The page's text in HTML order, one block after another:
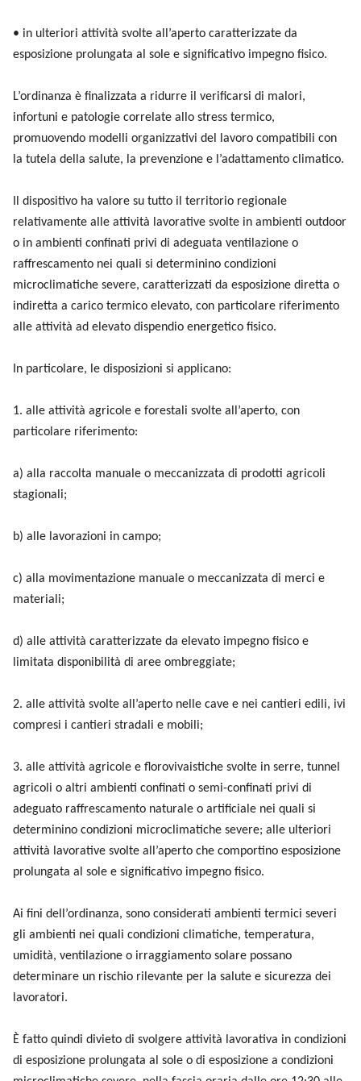
• in ulteriori attività svolte all’aperto caratterizzate da
esposizione prolungata al sole e significativo impegno fisico.
L’ordinanza è finalizzata a ridurre il verificarsi di malori,
infortuni e patologie correlate allo stress termico,
promuovendo modelli organizzativi del lavoro compatibili con
la tutela della salute, la prevenzione e l’adattamento climatico.
Il dispositivo ha valore su tutto il territorio regionale
relativamente alle attività lavorative svolte in ambienti outdoor
o in ambienti confinati privi di adeguata ventilazione o
raffrescamento nei quali si determinino condizioni
microclimatiche severe, caratterizzati da esposizione diretta o
indiretta a carico termico elevato, con particolare riferimento
alle attività ad elevato dispendio energetico fisico.
In particolare, le disposizioni si applicano:
1. alle attività agricole e forestali svolte all’aperto, con
particolare riferimento:
a) alla raccolta manuale o meccanizzata di prodotti agricoli
stagionali;
b) alle lavorazioni in campo;
c) alla movimentazione manuale o meccanizzata di merci e
materiali;
d) alle attività caratterizzate da elevato impegno fisico e
limitata disponibilità di aree ombreggiate;
2. alle attività svolte all’aperto nelle cave e nei cantieri edili, ivi
compresi i cantieri stradali e mobili;
3. alle attività agricole e florovivaistiche svolte in serre, tunnel
agricoli o altri ambienti confinati o semi-confinati privi di
adeguato raffrescamento naturale o artificiale nei quali si
determinino condizioni microclimatiche severe; alle ulteriori
attività lavorative svolte all’aperto che comportino esposizione
prolungata al sole e significativo impegno fisico.
Ai fini dell’ordinanza, sono considerati ambienti termici severi
gli ambienti nei quali condizioni climatiche, temperatura,
umidità, ventilazione o irraggiamento solare possano
determinare un rischio rilevante per la salute e sicurezza dei
lavoratori.
È fatto quindi divieto di svolgere attività lavorativa in condizioni
di esposizione prolungata al sole o di esposizione a condizioni